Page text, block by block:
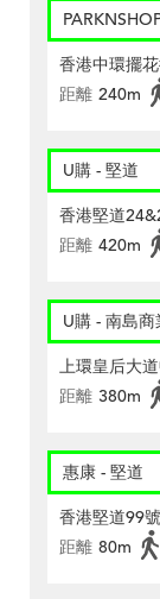
香港中環擺
距離 240m
U購 - 堅道
香港堅道
距離 420m
U購 - 南島商
上環皇后大
距離 380m
惠康 - 堅道
香港堅道99
距離 80m